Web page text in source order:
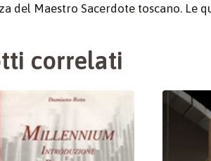
del Maestro Sacerdote toscano. Le
correlati